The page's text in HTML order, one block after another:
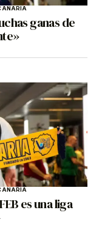
ganas de
es una liga